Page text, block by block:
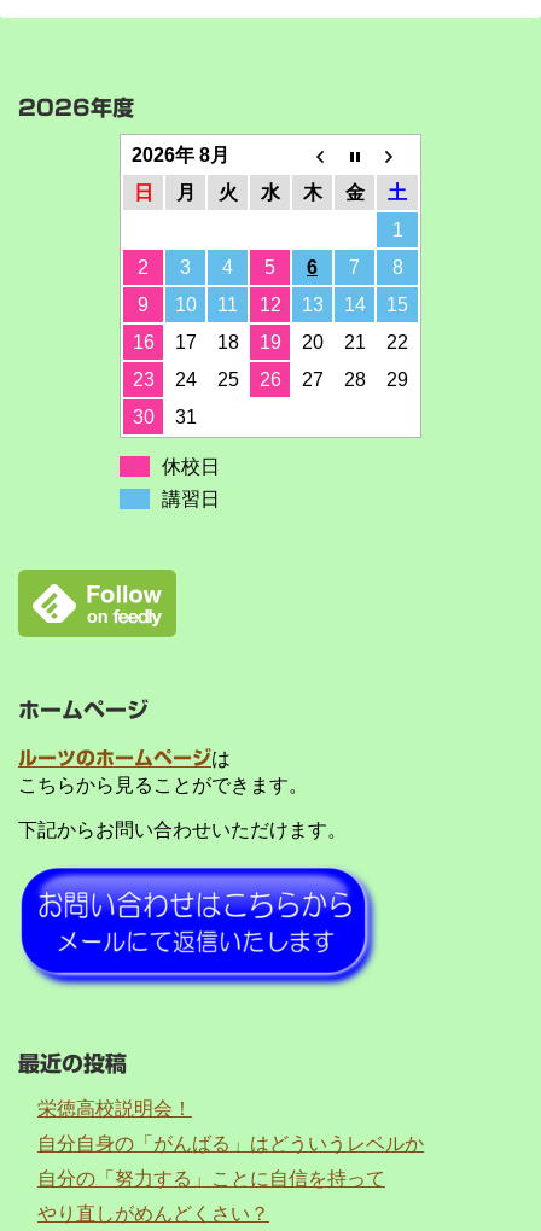
2026年度
2026年 8月
日
月 火 水 木 金
土
1
2
3 4 5 6 7
8
9
10 11 12 13 14
15
16
17 18 19 20 21
22
23
24 25 26 27 28
29
30
31
休校日
講習日
ホームページ
ルーツのホームページは
こちらから見ることができます。
下記からお問い合わせいただけます。
最近の投稿
栄徳高校説明会！
自分自身の「がんばる」はどういうレベルか
自分の「努力する」ことに自信を持って
やり直しがめんどくさい？